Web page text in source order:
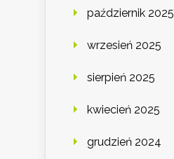
październik 2025
wrzesień 2025
sierpień 2025
kwiecień 2025
grudzień 2024